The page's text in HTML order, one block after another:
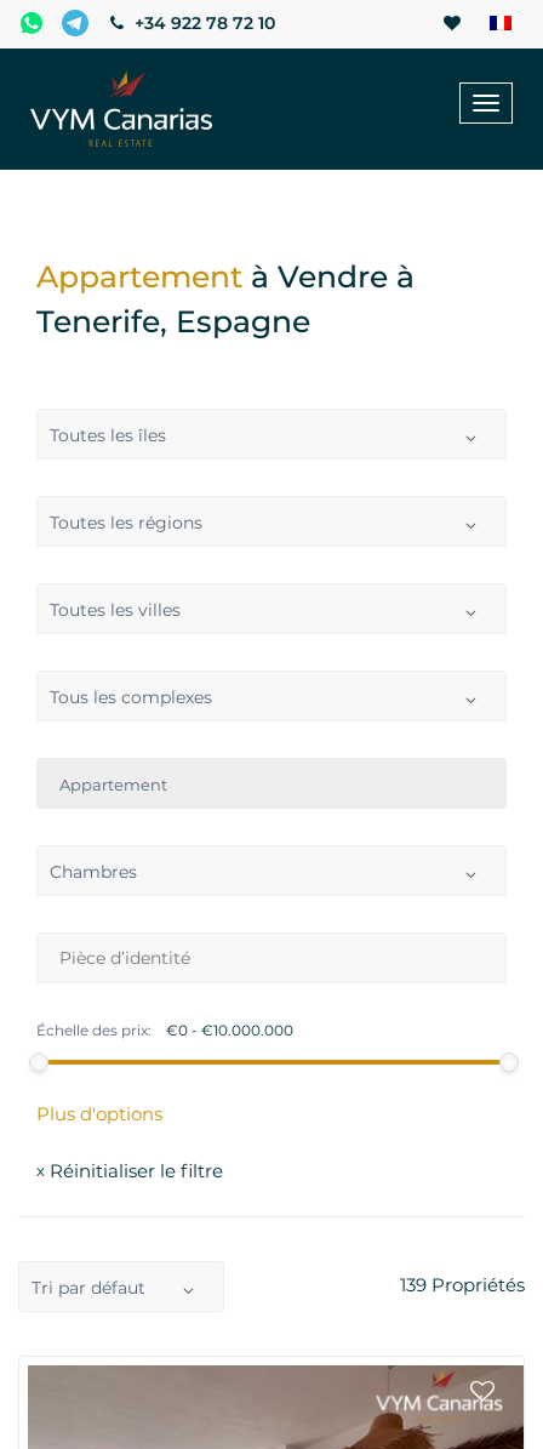
+34 922 78 72 10
Appartement à Vendre à
Tenerife, Espagne
Toutes les îles
Toutes les régions
Toutes les villes
Tous les complexes
Appartement
Chambres
Échelle des prix:
Plus d'options
x Réinitialiser le filtre
Tri par défaut 139 Propriétés